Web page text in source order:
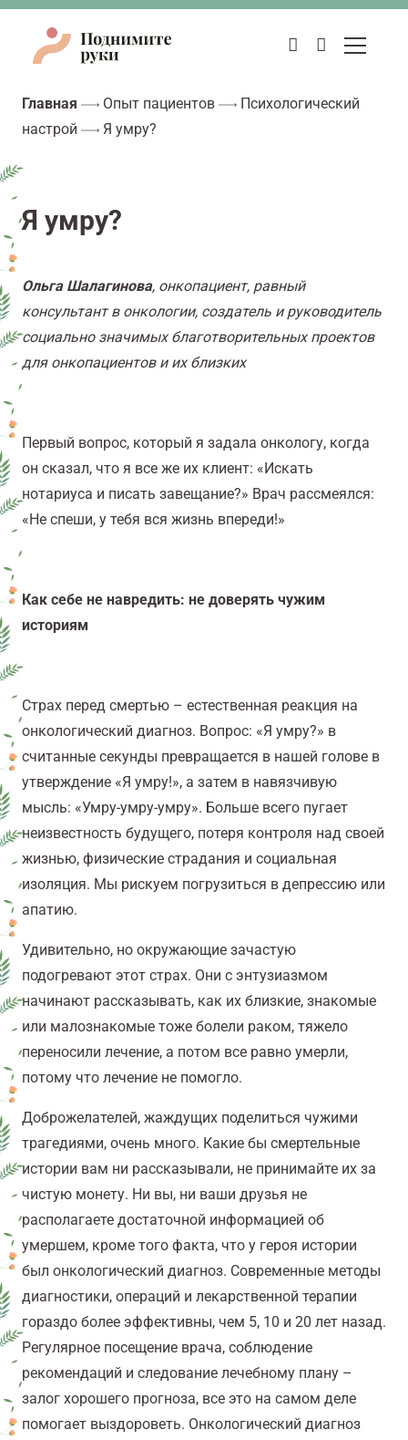
Главная Опыт пациентов
Психологический
настрой
Я умру?
Я умру?
Ольга Шалагинова, онкопациент, равный
консультант в онкологии, создатель и руководитель
социально значимых благотворительных проектов
для онкопациентов и их близких
Первый вопрос, который я задала онкологу, когда
он сказал, что я все же их клиент: «Искать
нотариуса и писать завещание?» Врач рассмеялся:
«Не спеши, у тебя вся жизнь впереди!»
Как себе не навредить: не доверять чужим
историям
Страх перед смертью – естественная реакция на
онкологический диагноз. Вопрос: «Я умру?» в
считанные секунды превращается в нашей голове в
утверждение «Я умру!», а затем в навязчивую
мысль: «Умру-умру-умру». Больше всего пугает
неизвестность будущего, потеря контроля над своей
жизнью, физические страдания и социальная
изоляция. Мы рискуем погрузиться в депрессию или
апатию.
Удивительно, но окружающие зачастую
подогревают этот страх. Они с энтузиазмом
начинают рассказывать, как их близкие, знакомые
или малознакомые тоже болели раком, тяжело
переносили лечение, а потом все равно умерли,
потому что лечение не помогло.
Доброжелателей, жаждущих поделиться чужими
трагедиями, очень много. Какие бы смертельные
истории вам ни рассказывали, не принимайте их за
чистую монету. Ни вы, ни ваши друзья не
располагаете достаточной информацией об
умершем, кроме того факта, что у героя истории
был онкологический диагноз. Современные методы
диагностики, операций и лекарственной терапии
гораздо более эффективны, чем 5, 10 и 20 лет назад.
Регулярное посещение врача, соблюдение
рекомендаций и следование лечебному плану –
залог хорошего прогноза, все это на самом деле
помогает выздороветь. Онкологический диагноз